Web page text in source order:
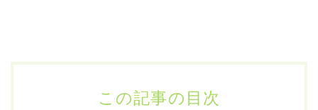
この記事の目次